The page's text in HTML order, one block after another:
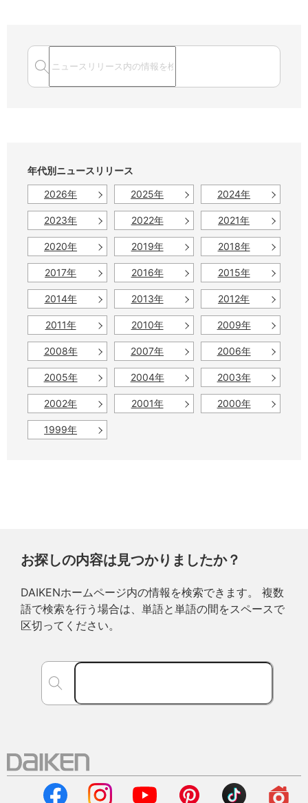
年代別ニュースリリース
2026年
2025年 2024年
2023年 2022年 2021年
2020年 2019年 2018年
2017年 2016年 2015年
2014年 2013年 2012年
2011年 2010年 2009年
2008年 2007年 2006年
2005年 2004年 2003年
2002年 2001年 2000年
1999年
お探しの内容は見つかりましたか？
DAIKENホームページ内の情報を検索できます。 複数
語で検索を行う場合は、単語と単語の間をスペースで
区切ってください。